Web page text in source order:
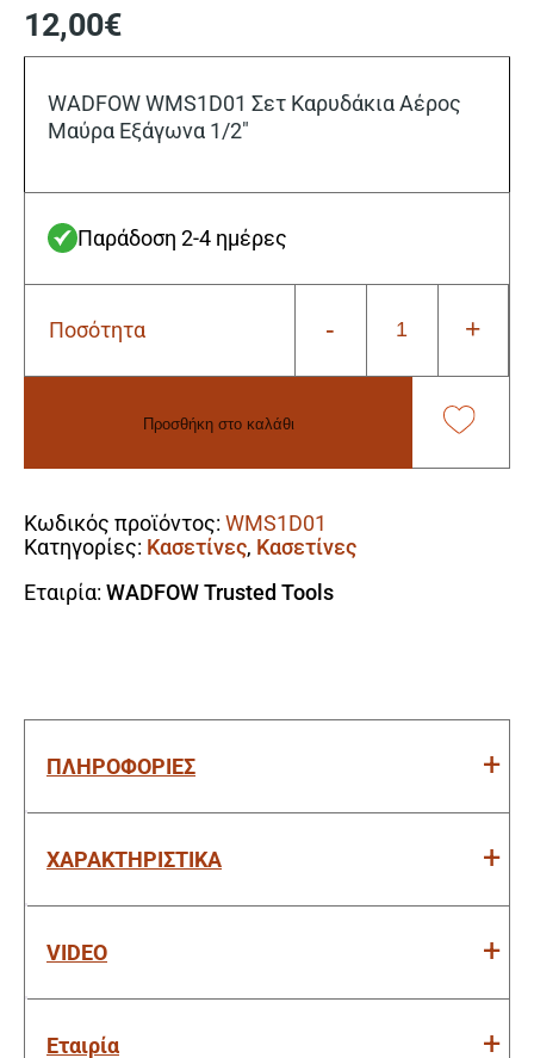
12,00€
WADFOW WMS1D01 Σετ Καρυδάκια Αέρος
Μαύρα Εξάγωνα 1/2″
Παράδοση 2-4 ημέρες
Ποσότητα -
Wadfow
10Τμχ
ποσότητα
+
Προσθήκη στο καλάθι
Κωδικός προϊόντος: WMS1D01
Κατηγορίες: Κασετίνες, Κασετίνες
Εταιρία: WADFOW Trusted Tools
ΠΛΗΡΟΦΟΡΙΕΣ
ΧΑΡΑΚΤΗΡΙΣΤΙΚΑ
VIDEO
Εταιρία